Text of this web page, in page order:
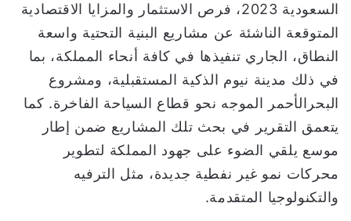
السعودية 2023، فرص الاستثمار والمزايا الاقتصادية
المتوقعة الناشئة عن مشاريع البنية التحتية واسعة
النطاق، الجاري تنفيذها في كافة أنحاء المملكة، بما
في ذلك مدينة نيوم الذكية المستقبلية، ومشروع
البحرالأحمر الموجه نحو قطاع السياحة الفاخرة. كما
يتعمق التقرير في بحث تلك المشاريع ضمن إطار
موسع يلقي الضوء على جهود المملكة لتطوير
محركات نمو غير نفطية جديدة، مثل الترفيه
والتكنولوجيا المتقدمة.